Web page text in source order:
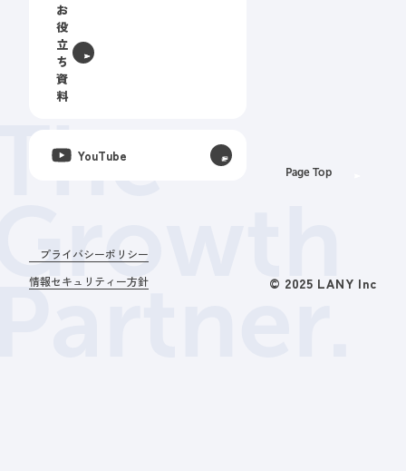
プライバシーポリシー
情報セキュリティー方針
© 2025 LANY Inc
お
役
立
ち
資
料
YouTube
Page Top